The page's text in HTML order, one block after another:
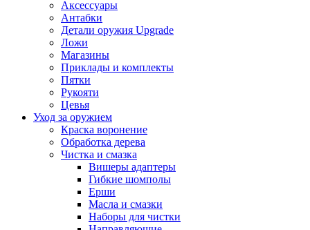
Аксессуары
Антабки
Детали оружия Upgrade
Ложи
Магазины
Приклады и комплекты
Пятки
Рукояти
Цевья
Уход за оружием
Краска воронение
Обработка дерева
Чистка и смазка
Вишеры адаптеры
Гибкие шомполы
Ерши
Масла и смазки
Наборы для чистки